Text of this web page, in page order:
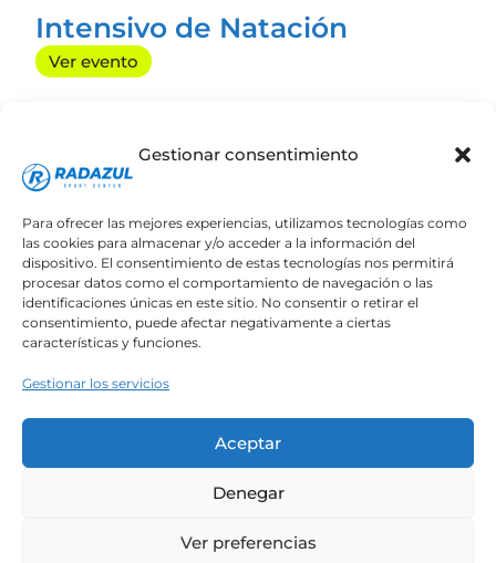
Gestionar consentimiento
Para ofrecer las mejores experiencias, utilizamos tecnologías como
las cookies para almacenar y/o acceder a la información del
dispositivo. El consentimiento de estas tecnologías nos permitirá
procesar datos como el comportamiento de navegación o las
identificaciones únicas en este sitio. No consentir o retirar el
consentimiento, puede afectar negativamente a ciertas
características y funciones.
Gestionar los servicios
Aceptar
Denegar
Ver preferencias
info@radazulsportcenter.es
+34 922 10 70 04
C. Balboa, 7, 38109 Radazul, Santa Cruz de
Center
Normativa General
Política de privacidad
Intensivo de Natación
Ver evento